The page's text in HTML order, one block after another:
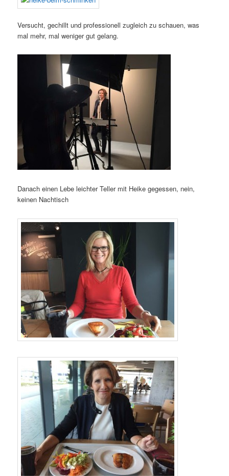
Versucht, gechillt und professionell zugleich zu schauen, was
mal mehr, mal weniger gut gelang.
Danach einen Lebe leichter Teller mit Heike gegessen, nein,
keinen Nachtisch